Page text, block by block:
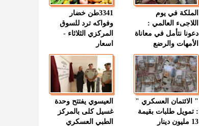
الملكة في يوم
اللاجىء العالمي :
دعونا نتأمل في معاناة
الأمهات والرضع
3341طن خضار
وفواكه ترد للسوق
المركزي الثلاثاء -
اسعار
" الائتمان العسكري "
: تمويل طلبات بقيمة
13 مليون دينار
العيسوي يفتتح وحدة
غسيل كلى بالمركز
الطبي العسكري